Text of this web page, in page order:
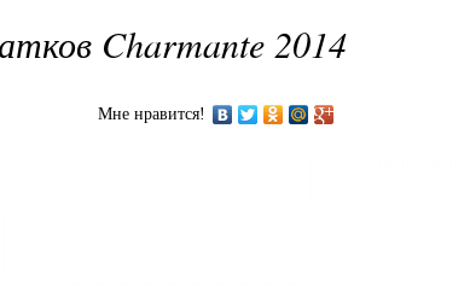
Charmante 2014
Мне нравится!